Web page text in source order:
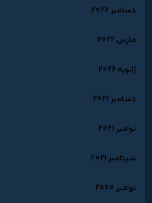
دسامبر 2022
مارس 2022
ژانویه 2022
دسامبر 2021
نوامبر 2021
سپتامبر 2021
نوامبر 2020